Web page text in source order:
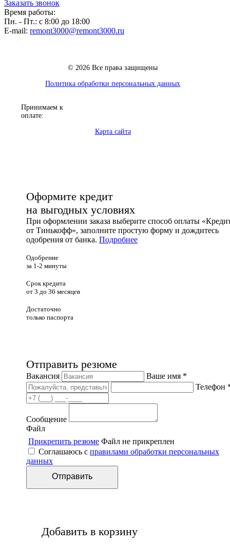
Заказать звонок
Время работы:
Пн. - Пт.: с 8:00 до 18:00
E-mail: remont3000@remont3000.ru
© 2026 Все права защищены
Политика обработки персональных данных
Принимаем к
оплате:
Карта сайта
Оформите кредит
на выгодных условиях
При оформлении заказа выберите способ оплаты
от Тинькофф», заполните простую форму и дождитесь
одобрения от банка. Подробнее
Одобрение
за 1-2 минуты
Срок кредита
от 3 до 36 месяцев
Достаточно
только паспорта
Отправить резюме
Вакансия
Ваше имя *
Телефон
Сообщение
Файл
Прикрепить резюме Файл не прикреплен
Соглашаюсь с правилами обработки персональных
данных
Добавить в корзину